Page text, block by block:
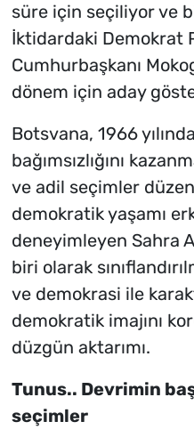
süre için seçiliyor ve
İktidardaki Demokrat
Cumhurbaşkanı
dönem için aday
Botsvana, 1966
bağımsızlığını
ve adil seçimler
demokratik yaşamı
deneyimleyen Sahra
biri olarak
ve demokrasi ile
demokratik imajını
düzgün aktarımı.
Tunus.. Devrimin
seçimler